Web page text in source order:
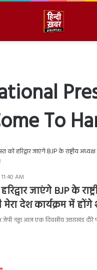
To
AM
जाएंगे BJP के
मेरा देश कार्यक्रम में
जेपी नड्डा आज एक दिवसीय उत्तराखंड